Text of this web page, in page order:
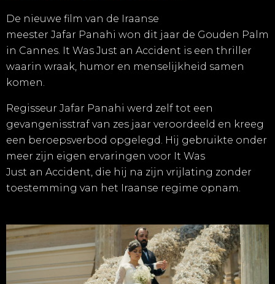
De nieuwe film van de Iraanse
meester Jafar Panahi won dit jaar de Gouden Palm
in Cannes. It Was Just an Accident is een thriller
waarin wraak, humor en menselijkheid samen
komen.
Regisseur Jafar Panahi werd zelf tot een
gevangenisstraf van zes jaar veroordeeld en kreeg
een beroepsverbod opgelegd. Hij gebruikte onder
meer zijn eigen ervaringen voor It Was
Just an Accident, die hij na zijn vrijlating zonder
toestemming van het Iraanse regime opnam.